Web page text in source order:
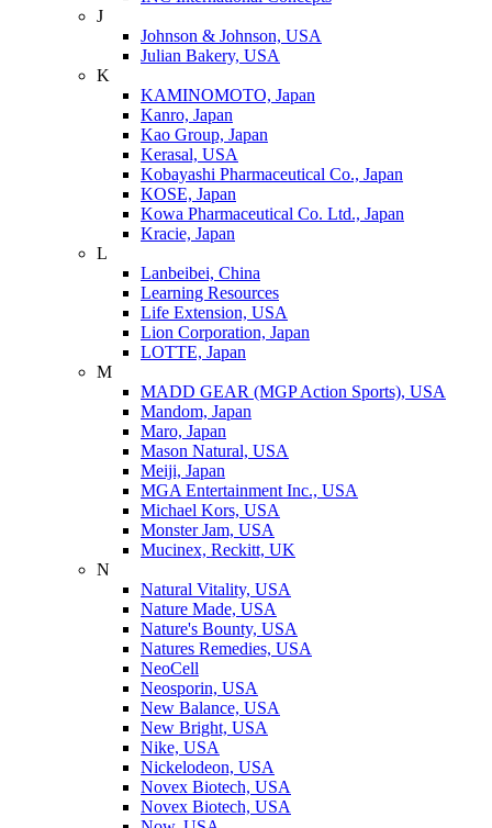
J
Johnson & Johnson, USA
Julian Bakery, USA
K
KAMINOMOTO, Japan
Kanro, Japan
Kao Group, Japan
Kerasal, USA
Kobayashi Pharmaceutical Co., Japan
KOSE, Japan
Kowa Pharmaceutical Co. Ltd., Japan
Kracie, Japan
L
Lanbeibei, China
Learning Resources
Life Extension, USA
Lion Corporation, Japan
LOTTE, Japan
M
MADD GEAR (MGP Action Sports), USA
Mandom, Japan
Maro, Japan
Mason Natural, USA
Meiji, Japan
MGA Entertainment Inc., USA
Michael Kors, USA
Monster Jam, USA
Mucinex, Reckitt, UK
N
Natural Vitality, USA
Nature Made, USA
Nature's Bounty, USA
Natures Remedies, USA
NeoCell
Neosporin, USA
New Balance, USA
New Bright, USA
Nike, USA
Niсkelodeon, USA
Novex Biotech, USA
Novex Biotech, USA